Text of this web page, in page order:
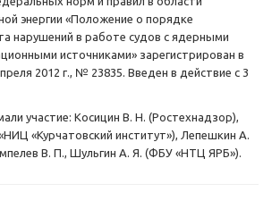
энергии «Положение о порядке
нарушений в работе судов с ядерными
источниками» зарегистрирован в
2012 г., № 23835. Введен в действие с 3
участие: Косицин В. Н. (Ростехнадзор),
«Курчатовский институт»), Лепешкин А.
В. П., Шульгин А. Я. (ФБУ «НТЦ ЯРБ»).